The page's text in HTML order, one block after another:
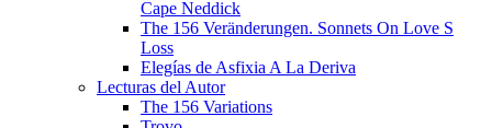
Cape Neddick
The 156 Veränderungen. Sonnets On Love S
Loss
Elegías de Asfixia A La Deriva
Lecturas del Autor
The 156 Variations